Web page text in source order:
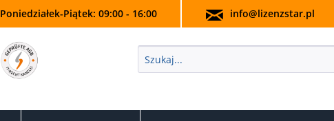
Poniedziałek-Piątek: 09:00 - 16:00 info@lizenzstar.pl